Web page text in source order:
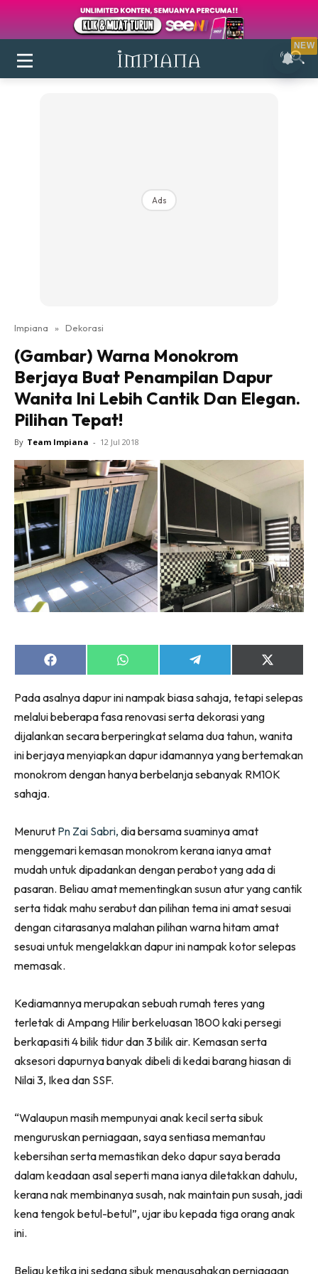
Login|Register
Ruang Makan
Ruang Tamu
Direktori
Interior Design
Landskap
DIY
Bilik Air
Bilik Tidur
Dapur
Ruang Makan
Make Over
Bilik Air
Bilik Tidur
Ruang Tamu
Casa Impiana
Impiana Makeover
Makeover Ruang Selebriti
Destinasi
Hotel
Landed
Video
Beli Di Mana
Buat Sendiri
Ilham Impiana
Impiana TV
Casa Impiana
Impiana MakeOver
Lahar Dekor
Sembang Dekor
Ads
Impiana » Dekorasi
(Gambar) Warna Monokrom
Berjaya Buat Penampilan Dapur
Wanita Ini Lebih Cantik Dan Elegan.
Pilihan Tepat!
By Team Impiana - 12 Jul 2018
Share
on
Share
on
Share
on
Share
on
(Twitter)
Pada asalnya dapur ini nampak biasa sahaja, tetapi selepas
melalui beberapa fasa renovasi serta dekorasi yang
dijalankan secara berperingkat selama dua tahun, wanita
ini berjaya menyiapkan dapur idamannya yang bertemakan
monokrom dengan hanya berbelanja sebanyak RM10K
sahaja.
Menurut Pn Zai Sabri, dia bersama suaminya amat
menggemari kemasan monokrom kerana ianya amat
mudah untuk dipadankan dengan perabot yang ada di
pasaran. Beliau amat mementingkan susun atur yang cantik
serta tidak mahu serabut dan pilihan tema ini amat sesuai
dengan citarasanya malahan pilihan warna hitam amat
sesuai untuk mengelakkan dapur ini nampak kotor selepas
memasak.
Kediamannya merupakan sebuah rumah teres yang
terletak di Ampang Hilir berkeluasan 1800 kaki persegi
berkapasiti 4 bilik tidur dan 3 bilik air. Kemasan serta
aksesori dapurnya banyak dibeli di kedai barang hiasan di
Nilai 3, Ikea dan SSF.
“Walaupun masih mempunyai anak kecil serta sibuk
menguruskan perniagaan, saya sentiasa memantau
kebersihan serta memastikan deko dapur saya berada
dalam keadaan asal seperti mana ianya diletakkan dahulu,
kerana nak membinanya susah, nak maintain pun susah, jadi
kena tengok betul-betul”, ujar ibu kepada tiga orang anak
ini.
Beliau ketika ini sedang sibuk mengusahakan perniagaan
NEW